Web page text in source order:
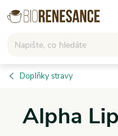
Přejít
na
Doplňky stravy
Alpha